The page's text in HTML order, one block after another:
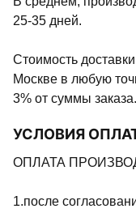
25-35 дней.
Стоимость
Москве в любую
3% от суммы заказа.
УСЛОВИЯ
ОПЛАТА
1.после